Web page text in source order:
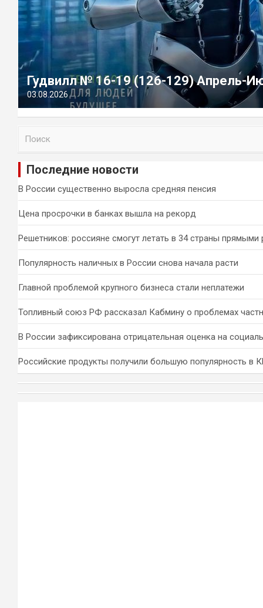
Гудвилл № 16-19 (126-129) Апрель-
03.08.2026
и
Последние новости
В России существенно выросла средняя пенсия
Цена просрочки в банках вышла на рекорд
Решетников: россияне смогут летать в 34 страны прямыми
Популярность наличных в России снова начала расти
Главной проблемой крупного бизнеса стали неплатежи
Топливный союз РФ рассказал Кабмину о проблемах
В России зафиксирована отрицательная оценка на
Российские продукты получили большую популярность в